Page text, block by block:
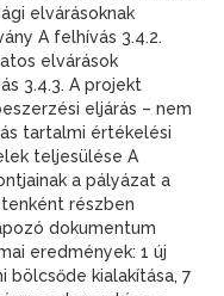
elvárásoknak
A felhívás 3.4.2.
elvárások
3.4.3. A projekt
eljárás – nem
tartalmi értékelési
teljesülése A
a pályázat a
részben
dokumentum
eredmények: 1 új
bölcsőde kialakítása, 7